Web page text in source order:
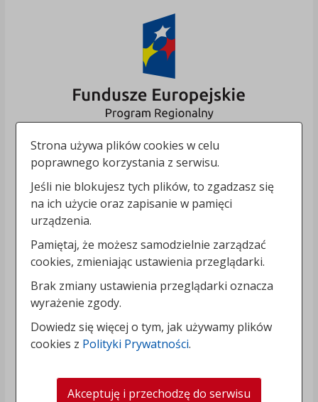
Strona używa plików cookies w celu
poprawnego korzystania z serwisu.
Jeśli nie blokujesz tych plików, to zgadzasz się
na ich użycie oraz zapisanie w pamięci
urządzenia.
Pamiętaj, że możesz samodzielnie zarządzać
cookies, zmieniając ustawienia przeglądarki.
Brak zmiany ustawienia przeglądarki oznacza
wyrażenie zgody.
Dowiedz się więcej o tym, jak używamy plików
cookies z Polityki Prywatności.
Akceptuję i przechodzę do serwisu